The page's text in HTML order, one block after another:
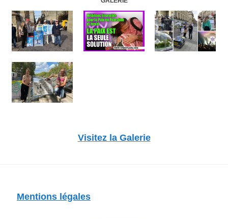
Visitez la Galerie
Mentions légales